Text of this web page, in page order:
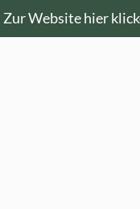
Zur Website hier